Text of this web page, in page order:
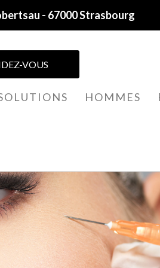
- 67000 Strasbourg
VOUS
HOMMES